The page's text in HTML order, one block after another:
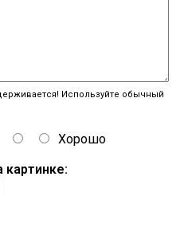
Используйте обычный
Хорошо
картинке: